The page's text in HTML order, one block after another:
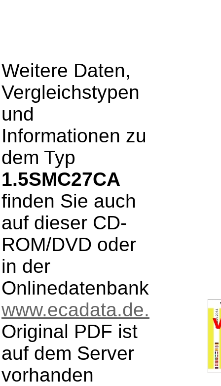
Weitere Daten,
Vergleichstypen
und
Informationen zu
dem Typ
1.5SMC27CA
finden Sie auch
auf dieser CD-
ROM/DVD oder
in der
Onlinedatenbank
www.ecadata.de.
Original PDF ist
auf dem Server
vorhanden